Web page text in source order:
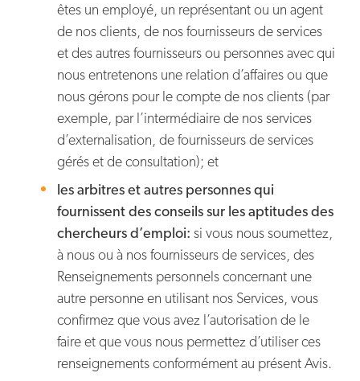
êtes un employé, un représentant ou un agent
de nos clients, de nos fournisseurs de services
et des autres fournisseurs ou personnes avec qui
nous entretenons une relation d’affaires ou que
nous gérons pour le compte de nos clients (par
exemple, par l’intermédiaire de nos services
d’externalisation, de fournisseurs de services
gérés et de consultation); et
les arbitres et autres personnes qui
fournissent des conseils sur les aptitudes des
chercheurs d’emploi: si vous nous soumettez,
à nous ou à nos fournisseurs de services, des
Renseignements personnels concernant une
autre personne en utilisant nos Services, vous
confirmez que vous avez l’autorisation de le
faire et que vous nous permettez d’utiliser ces
renseignements conformément au présent Avis.